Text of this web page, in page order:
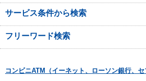
サービス条件から検索
フリーワード検索
コンビニATM（イーネット、ローソン銀行、セ